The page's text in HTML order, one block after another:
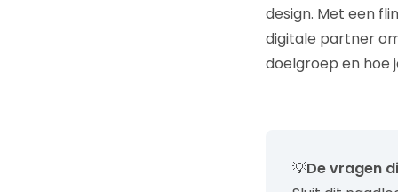
design. Met een
digitale partner
doelgroep en hoe
💡De vragen